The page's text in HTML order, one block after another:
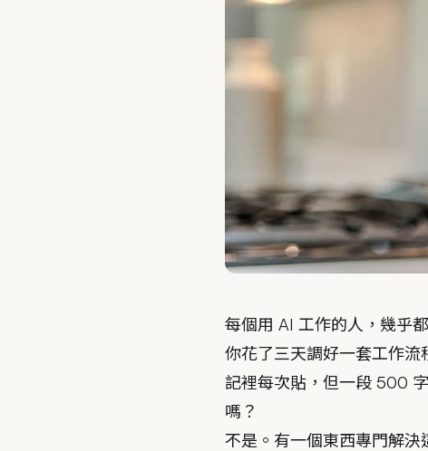
每個用 AI 工作的人，幾乎
你花了三天調好一套工作
記裡每次貼，但一段 500
嗎？
不是。有一個東西專門解